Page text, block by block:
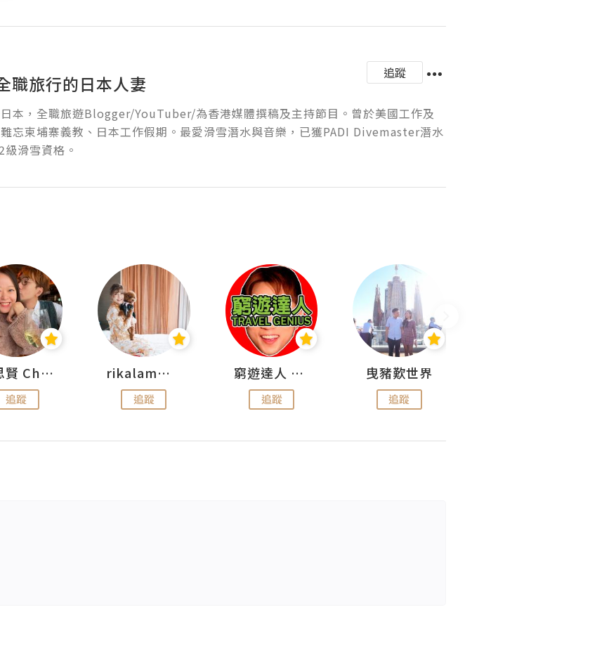
職旅行的日本人妻 追蹤
本，全職旅遊Blogger/YouTuber/為香港媒體撰稿及主持節目。曾於美國工作及
忘柬埔寨義教、日本工作假期。最愛滑雪潛水與音樂，已獲PADI Divemaster潛水
滑雪資格。
思思賢 ChillMyBabe
追蹤
rikalammm
追蹤
窮遊達人 Mr.TravelGenius
追蹤
曳豬歎世界
追蹤